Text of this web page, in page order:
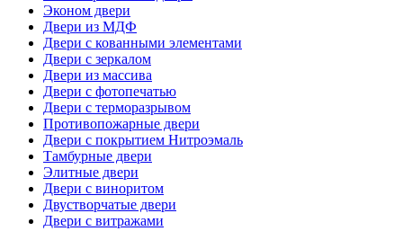
Эконом двери
Двери из МДФ
Двери с кованными элементами
Двери с зеркалом
Двери из массива
Двери с фотопечатью
Двери с терморазрывом
Противопожарные двери
Двери с покрытием Нитроэмаль
Тамбурные двери
Элитные двери
Двери с виноритом
Двустворчатые двери
Двери с витражами